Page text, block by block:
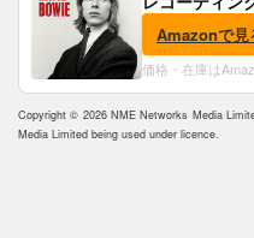
ャケ付)
Amazonで見
価格・在庫は
Copyright © 2026 NME Networks Media
Media Limited being used under licence.